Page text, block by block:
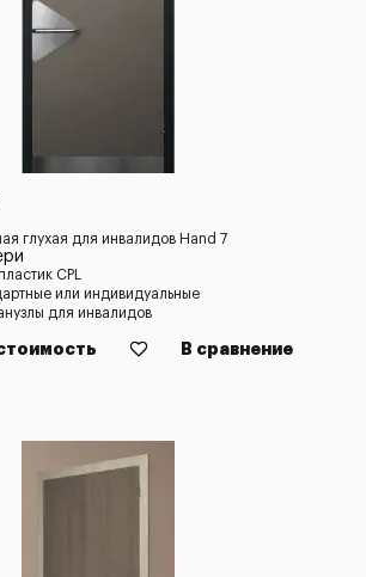
глухая для инвалидов Hand 7
CPL
или индивидуальные
для инвалидов
В сравнение